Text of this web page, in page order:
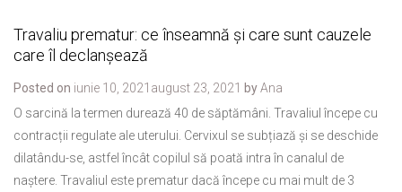
Travaliu prematur: ce înseamnă și care sunt cauzele
care îl declanșează
Posted on iunie 10, 2021 august 23, 2021 byAna
O sarcină la termen durează 40 de săptămâni. Travaliul începe cu
contracții regulate ale uterului. Cervixul se subțiază și se deschide
dilatându-se, astfel încât copilul să poată intra în canalul de
naștere. Travaliul este prematur dacă începe cu mai mult de 3